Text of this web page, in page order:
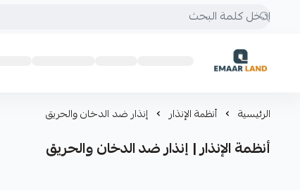
إعمار لاند
الرئيسية أنظمة الإنذار إنذار ضد الدخان والحريق
أنظمة الإنذار | إنذار ضد الدخان والحريق